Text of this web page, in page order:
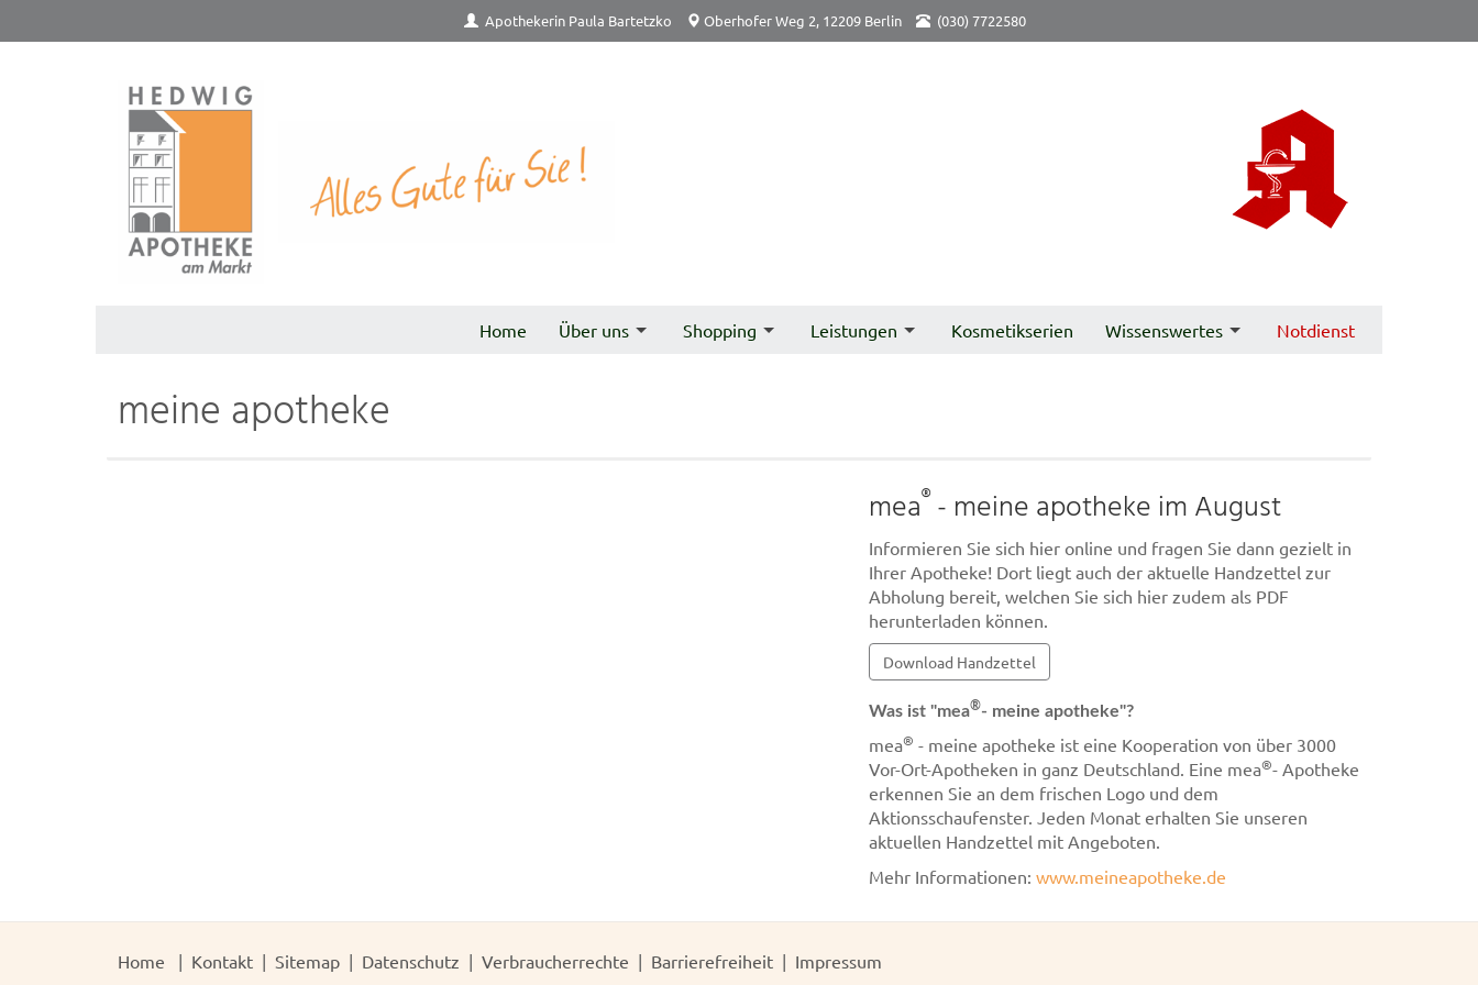
Apothekerin Paula Bartetzko Oberhofer Weg 2, 12209 Berlin (030) 7722580
Home Über uns Shopping Leistungen Kosmetikserien Wissenswertes Notdienst
meine apotheke
mea®- meine apotheke im August
Informieren Sie sich hier online und fragen Sie dann gezielt in
Ihrer Apotheke! Dort liegt auch der aktuelle Handzettel zur
Abholung bereit, welchen Sie sich hier zudem als PDF
herunterladen können.
Download Handzettel
Was ist "mea®- meine apotheke"?
mea® - meine apotheke ist eine Kooperation von über 3000
Vor-Ort-Apotheken in ganz Deutschland. Eine mea®- Apotheke
erkennen Sie an dem frischen Logo und dem
Aktionsschaufenster. Jeden Monat erhalten Sie unseren
aktuellen Handzettel mit Angeboten.
Mehr Informationen: www.meineapotheke.de
Home Kontakt Sitemap Datenschutz Verbraucherrechte Barrierefreiheit Impressum